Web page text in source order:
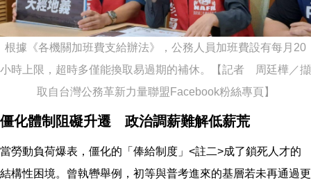
根據《各機關加班費支給辦法》，公務人員加班費設有每月20
小時上限，超時多僅能換取易過期的補休。【記者 周廷樺／擷
取自台灣公務革新力量聯盟Facebook粉絲專頁】
僵化體制阻礙升遷 政治調薪難解低薪荒
當勞動負荷爆表，僵化的「俸給制度」<註二>成了鎖死人才的
結構性困境。曾執轡舉例，初等與普考進來的基層若未再通過更